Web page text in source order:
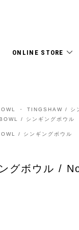
ONLINE STORE
・ TINGSHAW / シ
/ シンギングボウル
/ シンギングボウル
グボウル /